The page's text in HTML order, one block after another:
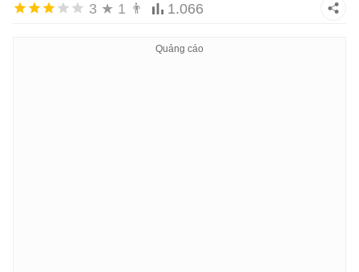
3 ★ 1 👨 1.066